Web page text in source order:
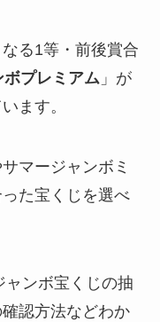
る1等・前後賞合
プレミアム 」が
ます。
マージャンボミ
た宝くじを選べ
ャンボ宝くじの抽
認方法などわか